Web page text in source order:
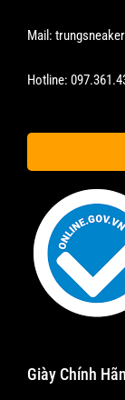
Mail:
Hotline:
Giày Chính